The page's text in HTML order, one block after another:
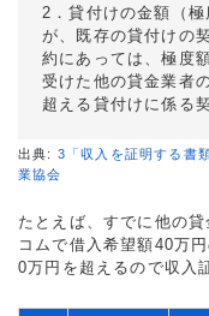
2．貸付けの金額（
が、既存の貸付けの
約にあっては、極度
受けた他の貸金業者
超える貸付けに係る
出典: 3「収入を証明する書
業協会
たとえば、すでに他の
コムで借入希望額40万
0万円を超えるので収入